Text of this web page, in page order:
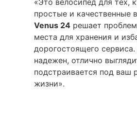
«Это велосипед для тех,
простые и качественные
Venus 24 решает
места для хранения и
дорогостоящего
надежен, отлично
подстраивается под ваш
жизни».